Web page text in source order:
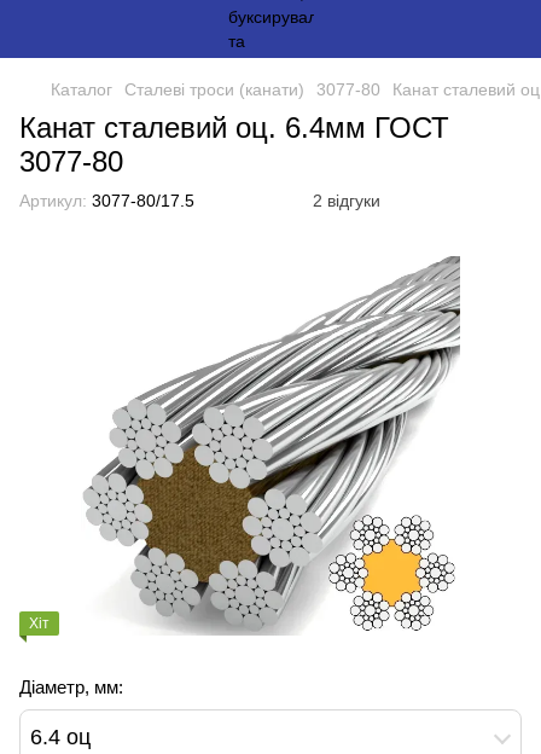
Каталог Сталеві троси (канати) 3077-80 Канат сталевий
Канат сталевий оц. 6.4мм ГОСТ
3077-80
Артикул: 3077-80/17.5 2 відгуки
Хіт
Діаметр, мм:
6.4 оц